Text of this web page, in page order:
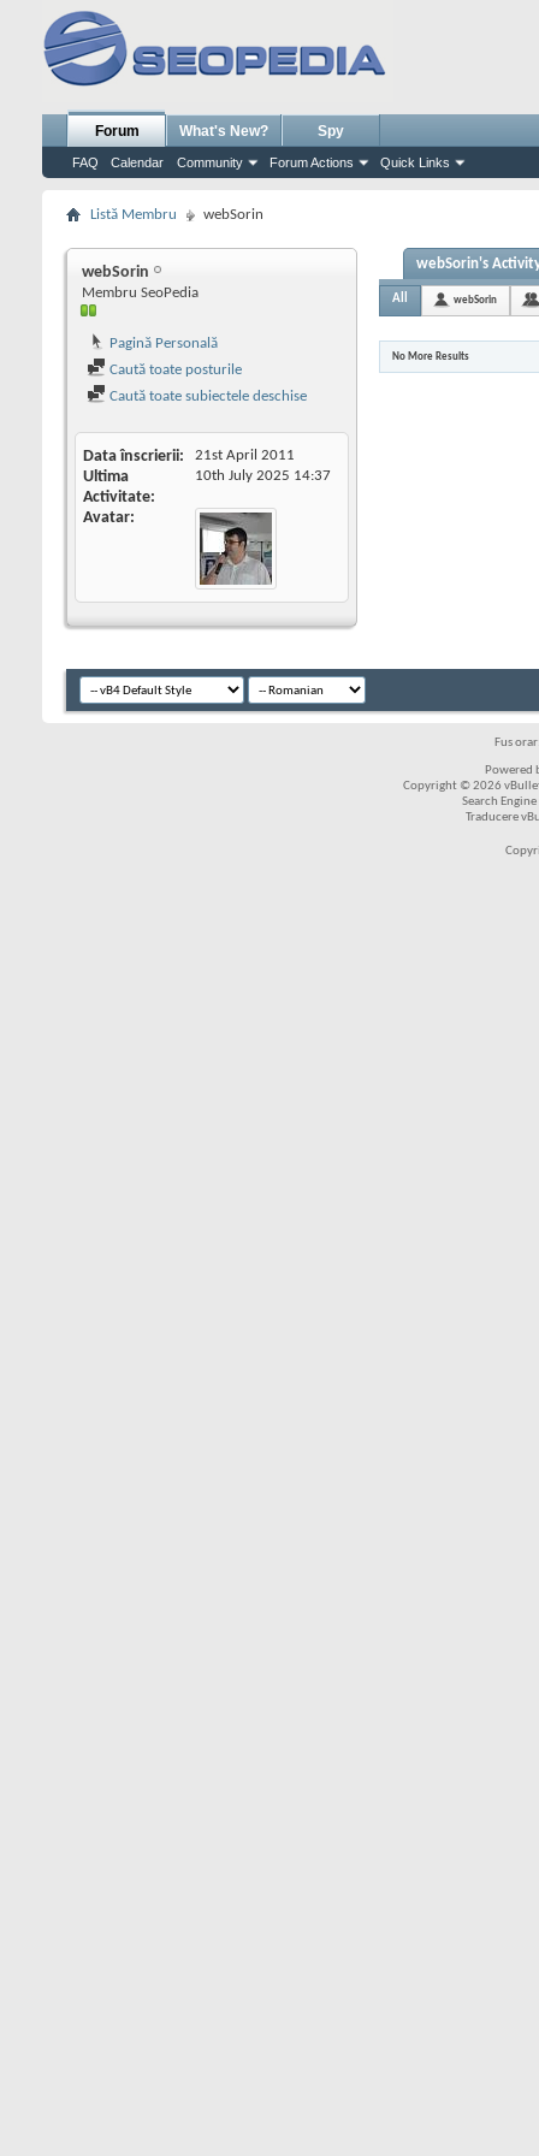
Forum
FAQ Calendar Community Forum Actions Quick Links
What's New? Spy
Listă Membru webSorin
webSorin
Membru SeoPedia
Pagină Personală
Caută toate posturile
Caută toate subiectele deschise
Data înscrierii 21st April 2011
Ultima
Activitate
10th July 2025 14:37
Avatar
webSorin's
All webSorin
No More Results
Fus
Powered
Copyright © 2026
Search
Traducere